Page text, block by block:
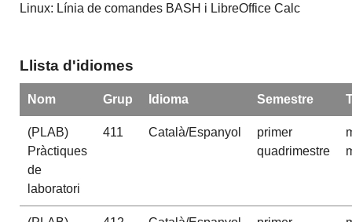
Linux: Línia de comandes BASH i LibreOffice Calc
Llista d'idiomes
Nom Grup Idioma Semestre
(PLAB)
Pràctiques
de
laboratori
411 Català/Espanyol
primer
quadrimestre